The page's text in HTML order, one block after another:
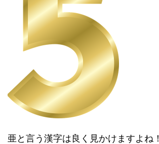
亜と言う漢字は良く見かけますよね！